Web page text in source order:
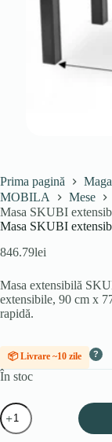
Prima pagină
MOBILA
Mese
Masa SKUBI
Masa SKUBI
846.79lei
Masa extensibilă
extensibile, 90 cm x
rapidă.
📦 Livrare ~10 zile ?
În stoc
Cantitate
Masa
SKUBI